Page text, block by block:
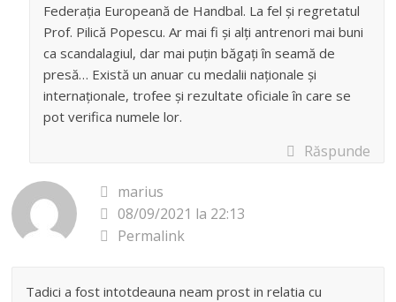
Federația Europeană de Handbal. La fel și regretatul
Prof. Pilică Popescu. Ar mai fi și alți antrenori mai buni
ca scandalagiul, dar mai puțin băgați în seamă de
presă… Există un anuar cu medalii naționale și
internaționale, trofee și rezultate oficiale în care se
pot verifica numele lor.
Răspunde
marius
08/09/2021 la 22:13
Permalink
Tadici a fost intotdeauna neam prost in relatia cu